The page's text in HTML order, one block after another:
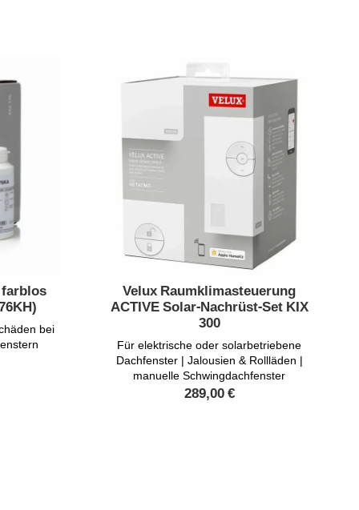
bei
Velux Raumklimasteuerung
ACTIVE Solar-Nachrüst-Set KIX
300
Für elektrische oder solarbetriebene
Dachfenster | Jalousien & Rollläden |
manuelle Schwingdachfenster
289,00€